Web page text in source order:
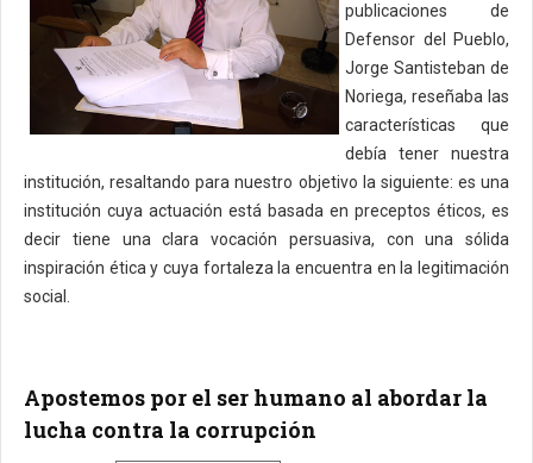
publicaciones de
Defensor del Pueblo,
Jorge Santisteban de
Noriega, reseñaba las
características que
debía tener nuestra
institución, resaltando para nuestro objetivo la siguiente: es una
institución cuya actuación está basada en preceptos éticos, es
decir tiene una clara vocación persuasiva, con una sólida
inspiración ética y cuya fortaleza la encuentra en la legitimación
social.
Apostemos por el ser humano al abordar la
lucha contra la corrupción